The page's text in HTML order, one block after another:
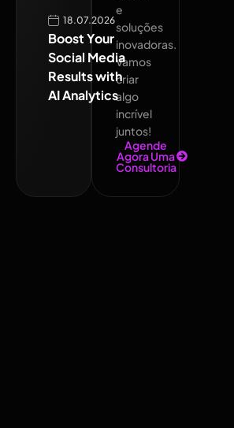
18.07.2026
Boost Your
Social Media
Results with
AI Analytics
e
soluções
inovadoras.
Vamos
criar
algo
incrível
juntos!
Agende
Agora Uma
Consultoria